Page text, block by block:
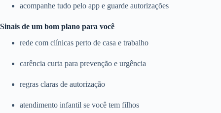
acompanhe tudo pelo app e guarde autorizações
Sinais de um bom plano para você
rede com clínicas perto de casa e trabalho
carência curta para prevenção e urgência
regras claras de autorização
atendimento infantil se você tem filhos